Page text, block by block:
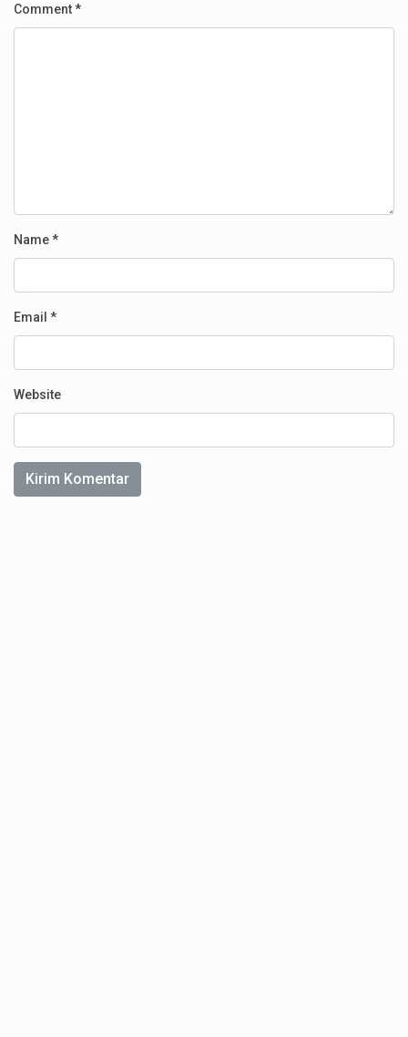
Comment*
Name*
Email *
Website